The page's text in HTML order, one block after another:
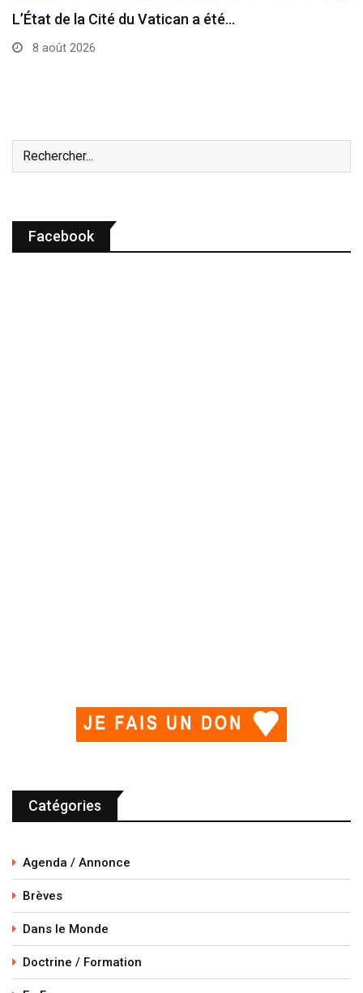
Le pape a célébré à Assise la messe…
7 août 2026
Facebook
Catégories
Agenda / Annonce
Brèves
Dans le Monde
Doctrine / Formation